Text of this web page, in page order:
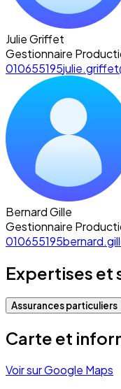
Julie Griffet
Gestionnaire
010655195
Bernard Gille
Gestionnaire
010655195
Expertises et
Assurances particuliers
Carte et
Voir sur Google Maps